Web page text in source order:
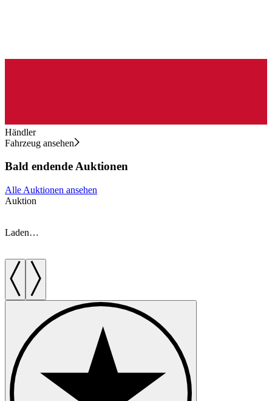
Händler
Fahrzeug ansehen
Bald endende Auktionen
Alle Auktionen ansehen
Auktion
Laden…